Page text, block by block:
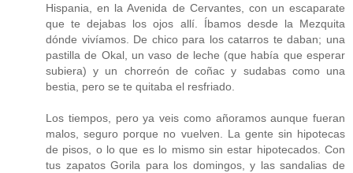
Hispania, en la Avenida de Cervantes, con un escaparate
que te dejabas los ojos allí. Íbamos desde la Mezquita
dónde vivíamos. De chico para los catarros te daban; una
pastilla de Okal, un vaso de leche (que había que esperar
subiera) y un chorreón de coñac y sudabas como una
bestia, pero se te quitaba el resfriado.
Los tiempos, pero ya veis como añoramos aunque fueran
malos, seguro porque no vuelven. La gente sin hipotecas
de pisos, o lo que es lo mismo sin estar hipotecados. Con
tus zapatos Gorila para los domingos, y las sandalias de